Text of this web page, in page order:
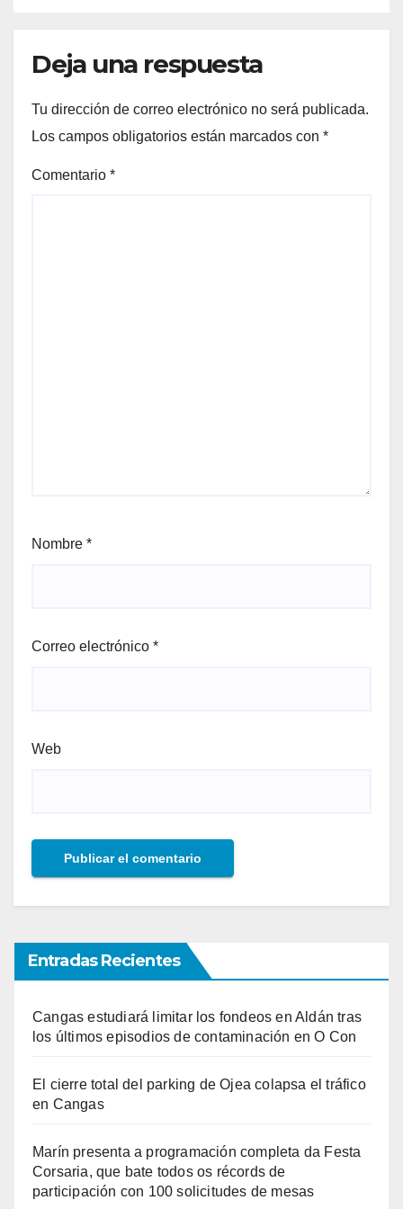
Deja una respuesta
Tu dirección de correo electrónico no será publicada.
Los campos obligatorios están marcados con *
Comentario *
Nombre *
Correo electrónico *
Web
Entradas Recientes
Cangas estudiará limitar los fondeos en Aldán tras
los últimos episodios de contaminación en O Con
El cierre total del parking de Ojea colapsa el tráfico
en Cangas
Marín presenta a programación completa da Festa
Corsaria, que bate todos os récords de
participación con 100 solicitudes de mesas